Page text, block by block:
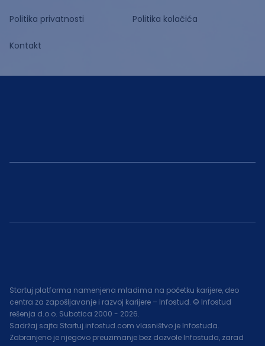
Politika privatnosti Politika kolačića
Kontakt
Startuj platforma namenjena mladima na početku karijere, deo
centra za zapošljavanje i razvoj karijere – Infostud. © Infostud
rešenja d.o.o. Subotica 2000 - 2026.
Sadržaj sajta Startuj.infostud.com vlasništvo je Infostuda.
Zabranjeno je njegovo preuzimanje bez dozvole Infostuda, zarad